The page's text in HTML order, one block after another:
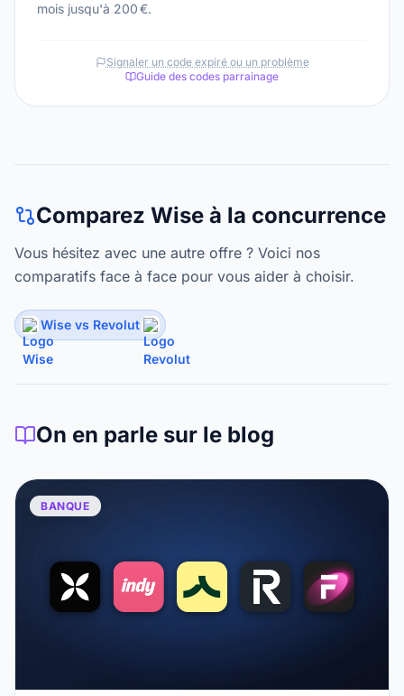
mois jusqu'à 200 €.
Signaler un code expiré ou un problème
Guide des codes parrainage
Comparez Wise à la concurrence
Vous hésitez avec une autre offre ? Voici nos
comparatifs face à face pour vous aider à choisir.
Wise vs Revolut
On en parle sur le blog
BANQUE